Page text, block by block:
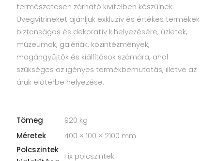
természetesen zárható kivitelben készülnek.
Üvegvitrineket ajánljuk exkluzív és értékes termékek
biztonságos és dekoratív kihelyezésére, üzletek,
múzeumok, galériák, közintézmények,
magángyűjtők és kiállítások számára, ahol
szükséges az igényes termékbemutatás, illetve az
áruk előtérbe helyezése.
Tömeg
920 kg
Méretek
400 × 100 × 2100 mm
Polcszintek
Fix polcszintek